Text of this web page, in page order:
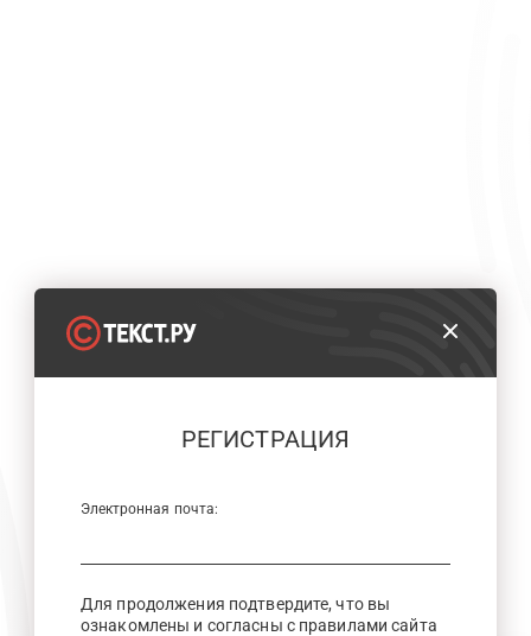
РЕГИСТРАЦИЯ
Электронная почта:
Для продолжения подтвердите, что вы
ознакомлены и согласны с правилами сайта